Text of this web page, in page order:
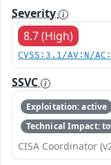
Severity
8.7 (High)
CVSS:3.1/AV:N/
SSVC
Exploitation: active
Technical Impact:
CISA Coordinator